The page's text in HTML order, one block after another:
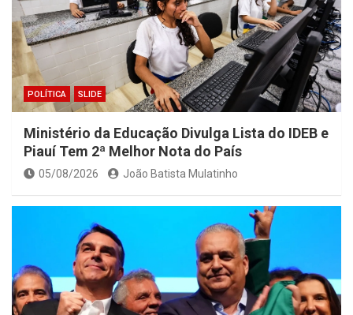
POLÍTICA SLIDE
Ministério da Educação Divulga Lista do IDEB e
Piauí Tem 2ª Melhor Nota do País
05/08/2026 João Batista Mulatinho